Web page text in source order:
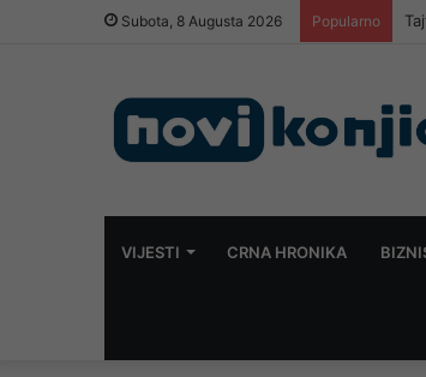
Subota, 8 Augusta 2026 Popularno
VIJESTI CRNA HRONIKA